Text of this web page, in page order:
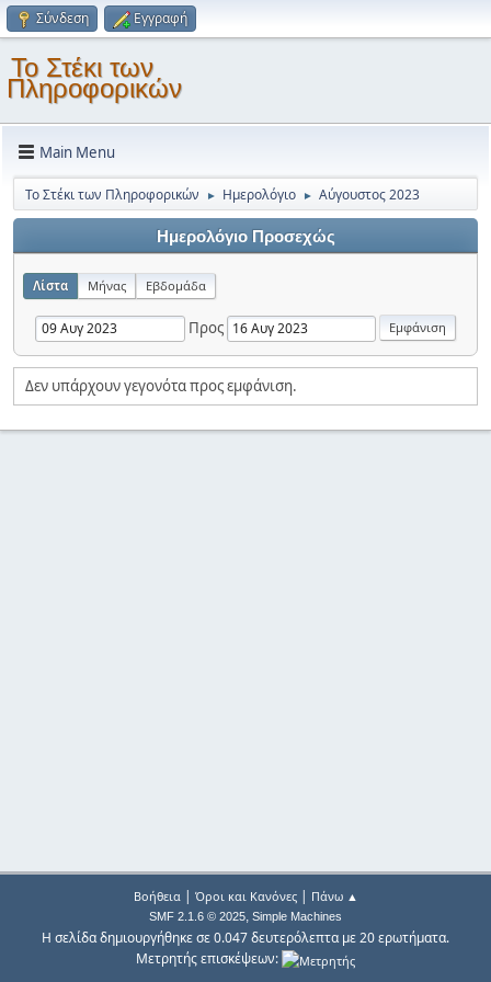
Σύνδεση Εγγραφή
Το Στέκι των
Πληροφορικών
Main Menu
Το Στέκι των Πληροφορικών ► Ημερολόγιο ► Αύγουστος 2023
Ημερολόγιο Προσεχώς
Λίστα Μήνας Εβδομάδα
Προς
Δεν υπάρχουν γεγονότα προς εμφάνιση.
Βοήθεια| Όροι και Κανόνες| Πάνω ▲
SMF 2.1.6 © 2025, Simple Machines
Η σελίδα δημιουργήθηκε σε 0.047 δευτερόλεπτα με 20 ερωτήματα.
Μετρητής επισκέψεων: